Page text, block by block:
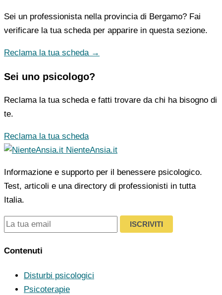
Sei un professionista nella provincia di Bergamo? Fai
verificare la tua scheda per apparire in questa sezione.
Reclama la tua scheda →
Sei uno psicologo?
Reclama la tua scheda e fatti trovare da chi ha bisogno di
te.
Reclama la tua scheda
NienteAnsia.it
Informazione e supporto per il benessere psicologico.
Test, articoli e una directory di professionisti in tutta
Italia.
ISCRIVITI
Contenuti
Disturbi psicologici
Psicoterapie